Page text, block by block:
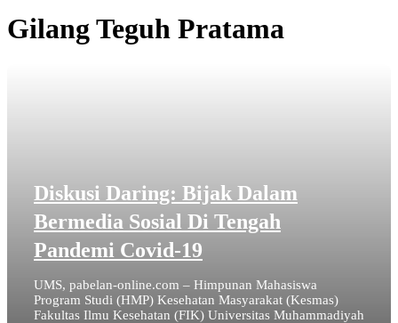
Gilang Teguh Pratama
Diskusi Daring: Bijak Dalam
Bermedia Sosial Di Tengah
Pandemi Covid-19
UMS, pabelan-online.com – Himpunan Mahasiswa
Program Studi (HMP) Kesehatan Masyarakat (Kesmas)
Fakultas Ilmu Kesehatan (FIK) Universitas Muhammadiyah